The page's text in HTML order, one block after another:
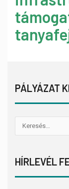
PÁLYÁZAT
HÍRLEVÉL